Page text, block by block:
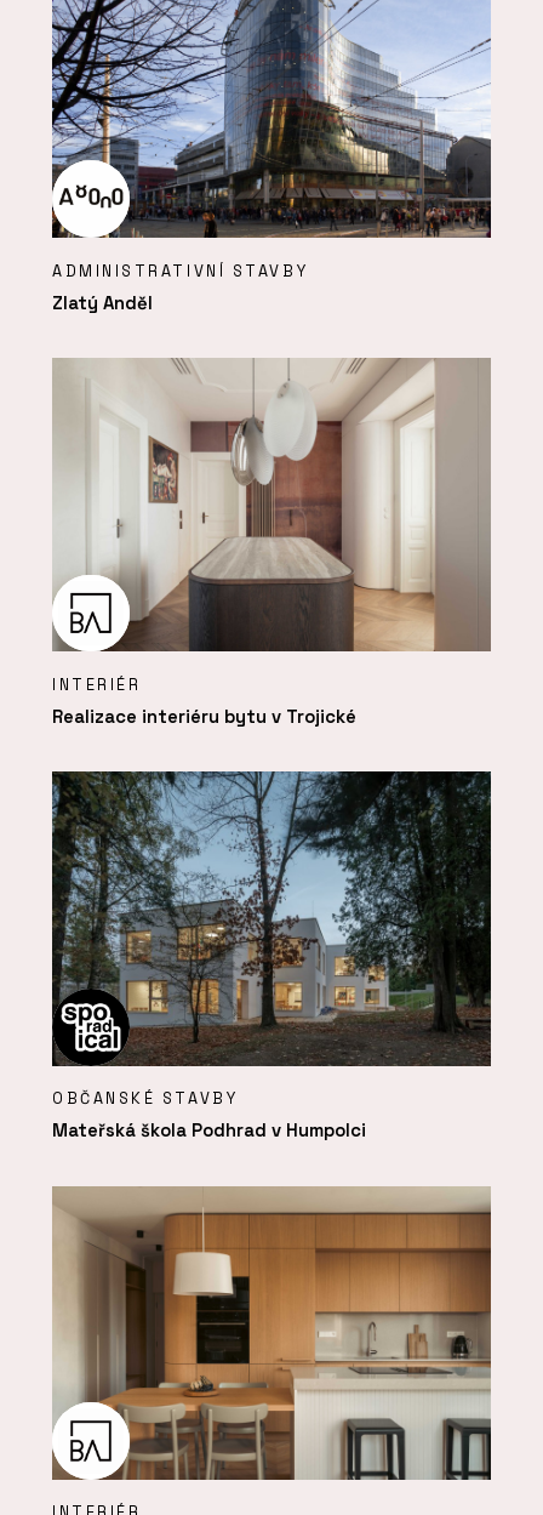
ADMINISTRATIVNÍ STAVBY
Zlatý Anděl
INTERIÉR
Realizace interiéru bytu v Trojické
OBČANSKÉ STAVBY
Mateřská škola Podhrad v Humpolci